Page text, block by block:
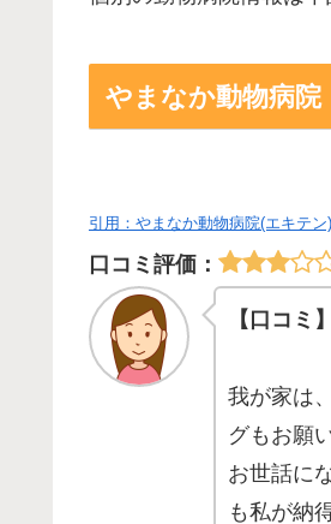
やまなか動物病院
引用：やまなか動物病院(エキテン)
口コミ評価：
【口コミ】
我が家は
グもお願
お世話に
も私が納